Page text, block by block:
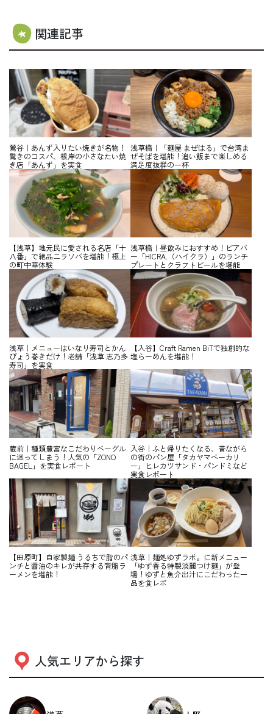
関連記事
鶯谷｜あんず入りたい焼きが名物！
驚きのコスパ、根岸の小さなたい焼
き店「あんず」を実食
浅草橋｜「麺屋 まぜはる」で台湾ま
ぜそばを堪能！追い飯まで楽しめる
満足度抜群の一杯
【浅草】地元民に愛される名店「十
八番」で絶品ニラソバを堪能！極上
の町中華体験
浅草橋｜昼飲みにおすすめ！ビアバ
ー「HICRA.（ハイクラ）」のランチ
プレートとクラフトビールを堪能
浅草｜メニューはいなり寿司とかん
ぴょう巻きだけ！老舗「浅草 志乃多
寿司」を実食
【入谷】Craft Ramen BiTで独創的な
塩らーめんを堪能！
蔵前｜種類豊富なこだわりベーグル
に迷ってしまう！人気の「ZONO
BAGEL」を実食レポート
入谷｜ふと帰りたくなる、昔ながら
の街のパン屋「タカヤマベーカリ
ー」ヒレカツサンド・パンドミなど
実食レポート
【田原町】自家製麺 うるちで脂のパ
ンチと醤油のキレが共存する背脂ラ
ーメンを堪能！
浅草｜麺処ゆずラボ。に新メニュー
「ゆず香る特製淡麗つけ麺」が登
場！ゆずと魚介出汁にこだわった一
品を食レポ
人気エリアから探す